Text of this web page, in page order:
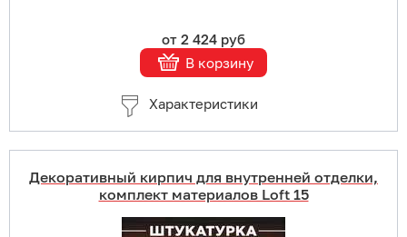
от 2 424 руб
В корзину
Характеристики
Декоративный кирпич для внутренней отделки,
комплект материалов Loft 15
Купить в 1 клик